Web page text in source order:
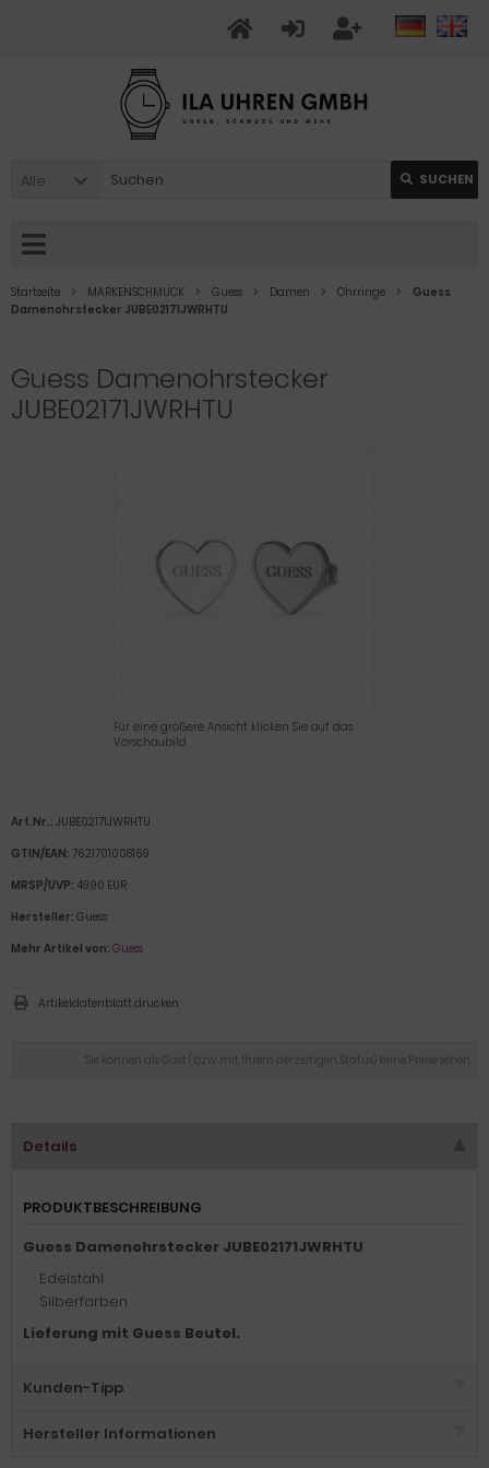
Alle SUCHEN
Startseite MARKENSCHMUCK Guess Damen Ohrringe
Guess
Damenohrstecker JUBE02171JWRHTU
Guess Damenohrstecker
JUBE02171JWRHTU
Für eine größere Ansicht klicken Sie auf das
Vorschaubild
Sie können als Gast (bzw. mit Ihrem derzeitigen Status) keine Preise sehen.
Art.Nr.: JUBE02171JWRHTU
GTIN/EAN: 7621701008169
MRSP/UVP: 49,90 EUR
Hersteller: Guess
Mehr Artikel von: Guess
Artikeldatenblatt drucken
Details
PRODUKTBESCHREIBUNG
Guess Damenohrstecker JUBE02171JWRHTU
Edelstahl
Silberfarben
Lieferung mit Guess Beutel.
Kunden-Tipp
Hersteller Informationen